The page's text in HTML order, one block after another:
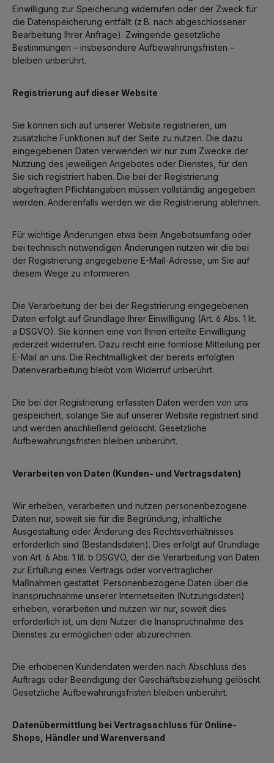
Einwilligung zur Speicherung widerrufen oder der Zweck für
die Datenspeicherung entfällt (z.B. nach abgeschlossener
Bearbeitung Ihrer Anfrage). Zwingende gesetzliche
Bestimmungen – insbesondere Aufbewahrungsfristen –
bleiben unberührt.
Registrierung auf dieser Website
Sie können sich auf unserer Website registrieren, um
zusätzliche Funktionen auf der Seite zu nutzen. Die dazu
eingegebenen Daten verwenden wir nur zum Zwecke der
Nutzung des jeweiligen Angebotes oder Dienstes, für den
Sie sich registriert haben. Die bei der Registrierung
abgefragten Pflichtangaben müssen vollständig angegeben
werden. Anderenfalls werden wir die Registrierung ablehnen.
Für wichtige Änderungen etwa beim Angebotsumfang oder
bei technisch notwendigen Änderungen nutzen wir die bei
der Registrierung angegebene E-Mail-Adresse, um Sie auf
diesem Wege zu informieren.
Die Verarbeitung der bei der Registrierung eingegebenen
Daten erfolgt auf Grundlage Ihrer Einwilligung (Art. 6 Abs. 1 lit.
a DSGVO). Sie können eine von Ihnen erteilte Einwilligung
jederzeit widerrufen. Dazu reicht eine formlose Mitteilung per
E-Mail an uns. Die Rechtmäßigkeit der bereits erfolgten
Datenverarbeitung bleibt vom Widerruf unberührt.
Die bei der Registrierung erfassten Daten werden von uns
gespeichert, solange Sie auf unserer Website registriert sind
und werden anschließend gelöscht. Gesetzliche
Aufbewahrungsfristen bleiben unberührt.
Verarbeiten von Daten (Kunden- und Vertragsdaten)
Wir erheben, verarbeiten und nutzen personenbezogene
Daten nur, soweit sie für die Begründung, inhaltliche
Ausgestaltung oder Änderung des Rechtsverhältnisses
erforderlich sind (Bestandsdaten). Dies erfolgt auf Grundlage
von Art. 6 Abs. 1 lit. b DSGVO, der die Verarbeitung von Daten
zur Erfüllung eines Vertrags oder vorvertraglicher
Maßnahmen gestattet. Personenbezogene Daten über die
Inanspruchnahme unserer Internetseiten (Nutzungsdaten)
erheben, verarbeiten und nutzen wir nur, soweit dies
erforderlich ist, um dem Nutzer die Inanspruchnahme des
Dienstes zu ermöglichen oder abzurechnen.
Die erhobenen Kundendaten werden nach Abschluss des
Auftrags oder Beendigung der Geschäftsbeziehung gelöscht.
Gesetzliche Aufbewahrungsfristen bleiben unberührt.
Datenübermittlung bei Vertragsschluss für Online-
Shops, Händler und Warenversand